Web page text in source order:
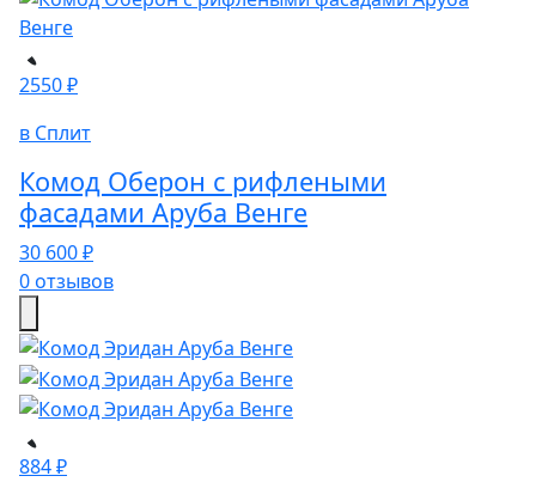
2550 ₽
в Сплит
Комод Оберон с рифлеными
фасадами Аруба Венге
30 600 ₽
0 отзывов
884 ₽